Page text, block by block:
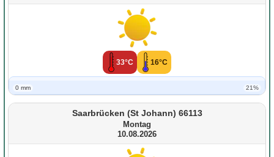
33°C 16°C
0 mm 21%
Saarbrücken (St Johann) 66113
Montag
10.08.2026